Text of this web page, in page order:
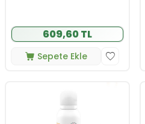
609,60 TL
Sepete Ekle